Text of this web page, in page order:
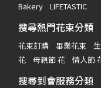
Bakery
LIFETASTIC
搜尋熱門花束分類
花束訂購 畢業花束
花
母親節 花 情人節
搜尋到會服務分類